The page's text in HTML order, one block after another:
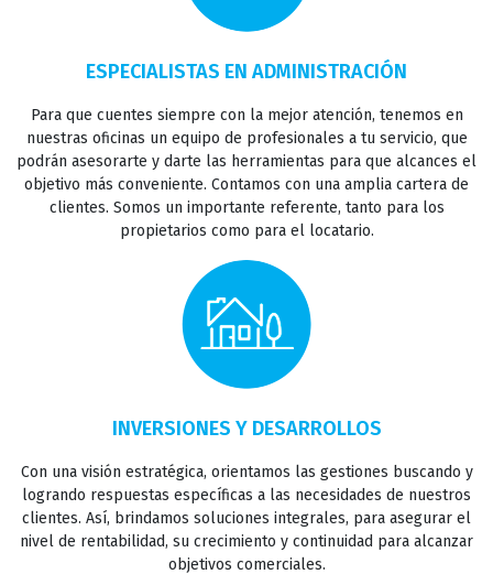
INICIO
VENTAS
ALQUILERES
INSTITUCIONAL
TASACIONES
ESPECIALISTAS EN ADMINISTRACIÓN
Para que cuentes siempre con la mejor atención, tenemos en
nuestras oficinas un equipo de profesionales a tu servicio, que
podrán asesorarte y darte las herramientas para que alcances el
objetivo más conveniente. Contamos con una amplia cartera de
clientes. Somos un importante referente, tanto para los
propietarios como para el locatario.
INVERSIONES Y DESARROLLOS
Con una visión estratégica, orientamos las gestiones buscando y
logrando respuestas específicas a las necesidades de nuestros
clientes. Así, brindamos soluciones integrales, para asegurar el
nivel de rentabilidad, su crecimiento y continuidad para alcanzar
objetivos comerciales.